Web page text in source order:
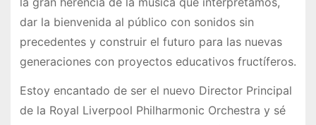
dar la bienvenida al público con sonidos sin
precedentes y construir el futuro para las nuevas
generaciones con proyectos educativos fructíferos.
Estoy encantado de ser el nuevo Director Principal
de la Royal Liverpool Philharmonic Orchestra y sé